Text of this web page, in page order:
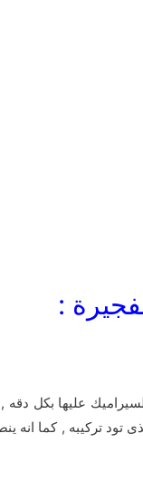
:
عليها بكل دقه